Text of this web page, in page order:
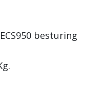
besturing